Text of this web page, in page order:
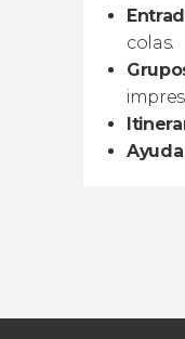
colas.